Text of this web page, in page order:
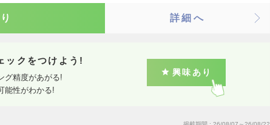
詳細へ
ックをつけよう!
グ精度があがる!
能性がわかる!
興味あり